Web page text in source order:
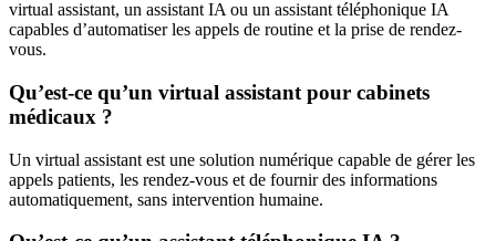
virtual assistant, un assistant IA ou un assistant téléphonique IA
capables d’automatiser les appels de routine et la prise de rendez-
vous.
Qu’est-ce qu’un virtual assistant pour cabinets
médicaux ?
Un virtual assistant est une solution numérique capable de gérer les
appels patients, les rendez-vous et de fournir des informations
automatiquement, sans intervention humaine.